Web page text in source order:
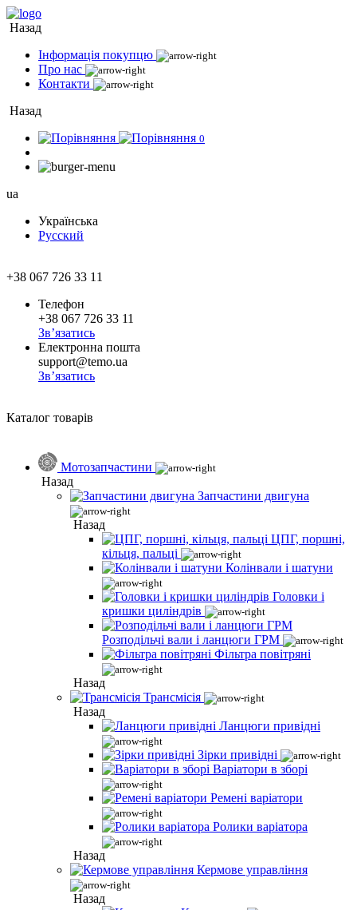
Назад
Інформація покупцю
Про нас
Контакти
Назад
0
ua
Українська
Русский
+38 067 726 33 11
Телефон
+38 067 726 33 11
Зв’язатись
Електронна пошта
support@temo.ua
Зв’язатись
Каталог товарів
Мотозапчастини
Назад
Запчастини двигуна
Назад
ЦПГ, поршні,
кільця, пальці
Колінвали і шатуни
Головки і
кришки циліндрів
Розподільчі вали і ланцюги ГРМ
Фільтра повітряні
Назад
Трансмісія
Назад
Ланцюги привідні
Зірки привідні
Варіатори в зборі
Ремені варіатори
Ролики варіатора
Назад
Кермове управління
Назад